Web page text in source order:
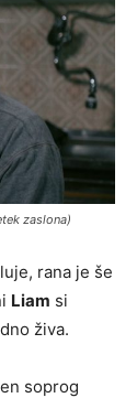
zaslona)
rana je še
Liam si
živa.
soprog